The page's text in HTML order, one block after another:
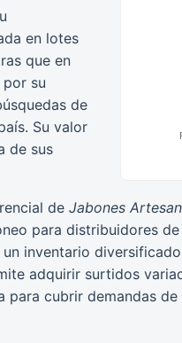
en lotes
que en
su
de
Su valor
de sus
de Jabones
para distribuidores
inventario
adquirir surtidos
para cubrir demandas